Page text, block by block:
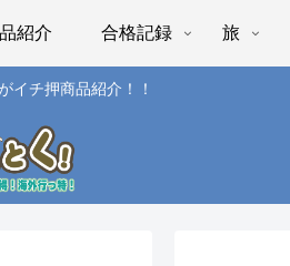
イチ押商品紹介！！
紹介 合格記録 旅